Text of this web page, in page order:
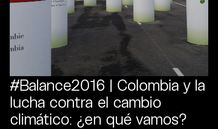
#Balance2016 | Colombia y la
lucha contra el cambio
climático: ¿en qué vamos?